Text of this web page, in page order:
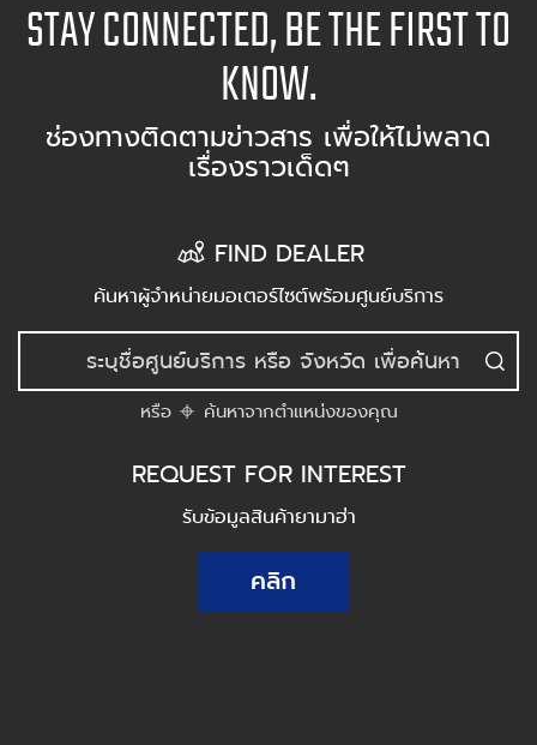
STAY CONNECTED, BE THE FIRST TO
KNOW.
ช่องทางติดตามข่าวสาร เพื่อให้ไม่พลาด
เรื่องราวเด็ดๆ
FIND DEALER
ค้นหาผู้จำหน่ายมอเตอร์ไซต์พร้อมศูนย์บริการ
หรือ ค้นหาจากตำแหน่งของคุณ
REQUEST FOR INTEREST
รับข้อมูลสินค้ายามาฮ่า
คลิก